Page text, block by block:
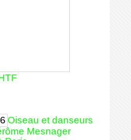
Oiseau et danseurs
Mesnager